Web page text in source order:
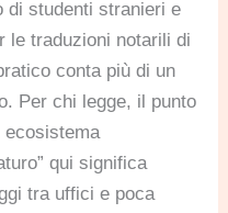
di studenti stranieri e
le traduzioni notarili di
conta più di un
Per chi legge, il punto
ecosistema
qui significa
tra uffici e poca